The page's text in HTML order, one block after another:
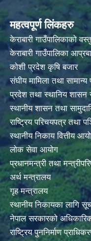
महत्वपूर्ण लिंकहरु
केराबारी गाउँपालिकाको
केराबारी गाउँपालिका
कोशी प्रदेश कृषि बजार
संघीय मामिला तथा
प्रदेश तथा स्थानिय शासन
स्थानीय शासन तथा
राष्ट्रिय परिचयपत्र तथा
स्थानीय निकाय वित्तीय
लोक सेवा आयोग
प्रधानमन्त्री तथा
अर्थ मन्त्रालय
गृह मन्त्रालय
स्थानीय निकायका लागि
नेपाल सरकारको
राष्ट्रिय पुननिर्माण